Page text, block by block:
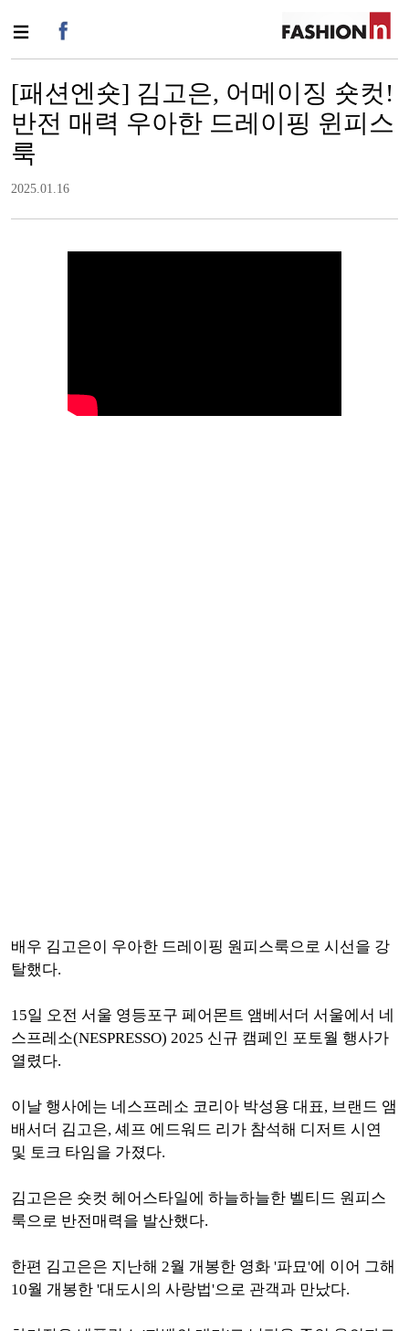
[패션엔숏] 김고은, 어메이징 숏컷!
반전 매력 우아한 드레이핑 윈피스
룩
2025.01.16
배우 김고은이 우아한 드레이핑 원피스룩으로 시선을 강
탈했다.
15일 오전 서울 영등포구 페어몬트 앰베서더 서울에서 네
스프레소(NESPRESSO) 2025 신규 캠페인 포토월 행사가
열렸다.
이날 행사에는 네스프레소 코리아 박성용 대표, 브랜드 앰
배서더 김고은, 셰프 에드워드 리가 참석해 디저트 시연
및 토크 타임을 가졌다.
김고은은 숏컷 헤어스타일에 하늘하늘한 벨티드 원피스
룩으로 반전매력을 발산했다.
한편 김고은은 지난해 2월 개봉한 영화 '파묘'에 이어 그해
10월 개봉한 '대도시의 사랑법'으로 관객과 만났다.